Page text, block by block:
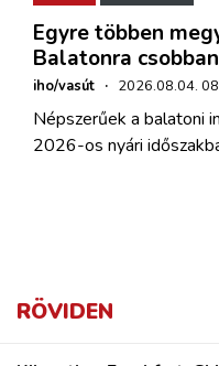
Egyre többen
Balatonra
iho/vasút · 2026.08.04.
Népszerűek a balatoni
2026-os nyári
RÖVIDEN